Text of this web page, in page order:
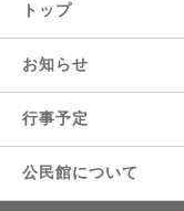
トップ
お知らせ
行事予定
公民館について